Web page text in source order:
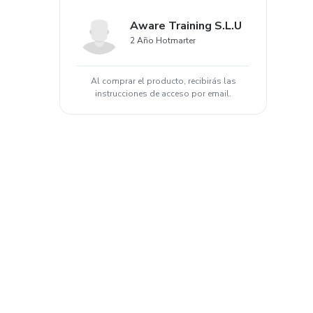
Aware Training S.L.U
2 Año Hotmarter
Al comprar el producto, recibirás las
instrucciones de acceso por email.